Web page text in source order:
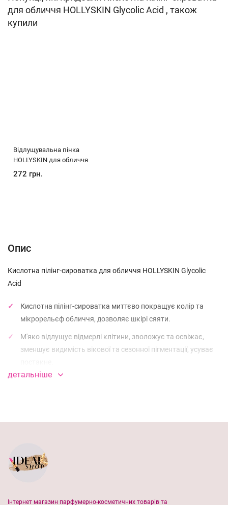
для обличчя HOLLYSKIN Glycolic Acid , також
купили
Відлущувальна пінка
HOLLYSKIN для обличчя
272 грн.
Опис
Кислотна пілінг-сироватка для обличчя HOLLYSKIN Glycolic
Acid
Кислотна пілінг-сироватка миттєво покращує колір та
мікрорельєф обличчя, дозволяє шкірі сяяти.
М'яко відлущує відмерлі клітини, зволожує та освіжає,
зменшує видимість вікової та сезонної пігментації, усуває
При регулярному використанні зменшує глибину вікових
Гідролат троянди та олія з насіння моркви у складі
втоми.
детальніше
Інтернет магазин парфумерно-косметичних товарів та